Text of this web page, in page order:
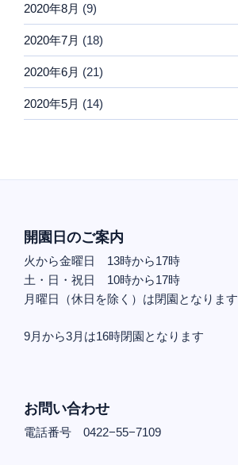
2020年8月 (9)
2020年7月 (18)
2020年6月 (21)
2020年5月 (14)
開園日のご案内
火から金曜日 13時から17時
土・日・祝日 10時から17時
月曜日（休日を除く）は閉園となります
9月から3月は16時閉園となります
お問い合わせ
電話番号 0422−55−7109